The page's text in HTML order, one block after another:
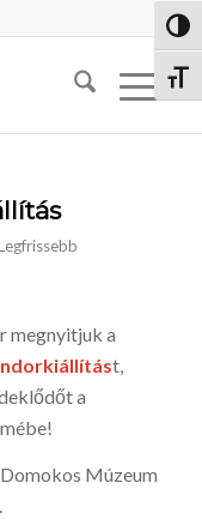
r megnyitjuk a
t,
a
Múzeum